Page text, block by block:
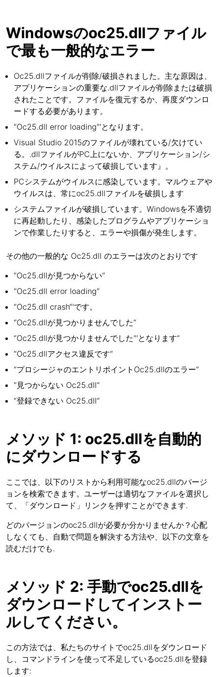
Windowsのoc25.dllファイル
で最も一般的なエラー
Oc25.dllファイルが削除/破損されました。主な原因は、
アプリケーションの重要な.dllファイルが削除または破損
されたことです。ファイルを復元するか、再度ダウンロ
ードする必要があります。
“Oc25.dll error loading“'となります。
Visual Studio 2015のファイルが壊れている/欠けてい
る。.dllファイルがPC上にないか、アプリケーション/シ
ステム/ウイルスによって破損しています』。
PCシステムがウイルスに感染しています。マルウェアや
ウイルスは、常にoc25.dllファイルを破損します
システムファイルが破損しています。Windowsを不適切
に再起動したり、感染したプログラムやアプリケーショ
ンで作業したりすると、エラーや損傷が発生します。
その他の一般的な Oc25.dll のエラーは次のとおりです
“Oc25.dllが見つからない“
“Oc25.dll error loading”
“Oc25.dll crash“'です。
“Oc25.dllが見つかりませんでした“
“Oc25.dllが見つかりませんでした"'となります“
“Oc25.dllアクセス違反です“
“プロシージャのエントリポイントOc25.dllのエラー“
“見つからない Oc25.dll“
“登録できない Oc25.dll“
メソッド 1: oc25.dllを自動的
にダウンロードする
ここでは、以下のリストから利用可能なoc25.dllのバージ
ョンを検索できます。ユーザーは適切なファイルを選択し
て、「ダウンロード」リンクを押すことができます.
どのバージョンのoc25.dllが必要か分かりませんか？心配
しなくても、自動で問題を解決する方法や、以下の文章を
読むだけでも.
メソッド 2: 手動でoc25.dllを
ダウンロードしてインストー
ルしてください。
この方法では、私たちのサイトでoc25.dllをダウンロード
し、コマンドラインを使って不足しているoc25.dllを登録
します: